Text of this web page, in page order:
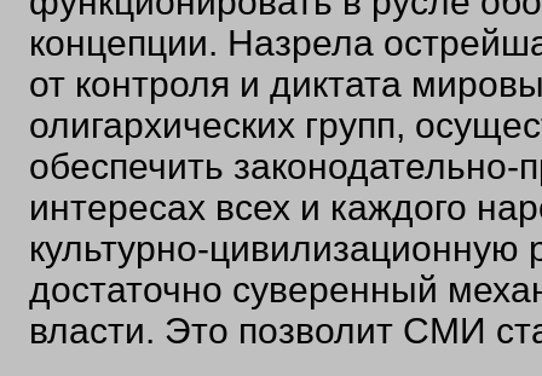
концепции. Назрела
от контроля и диктата
олигархических групп,
обеспечить
интересах всех и каждого
культурно-
достаточно суверенный
власти. Это позволит СМИ